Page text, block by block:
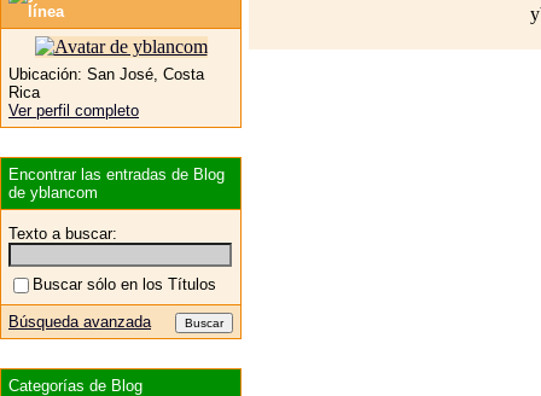
Ubicación: San José, Costa
Rica
Ver perfil completo
Encontrar las entradas de Blog
de yblancom
Texto a buscar:
Buscar sólo en los Títulos
Búsqueda avanzada
Categorías de Blog